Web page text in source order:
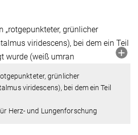
grünlicher
viridescens), bei dem ein Teil
Herz- und Lungenforschung